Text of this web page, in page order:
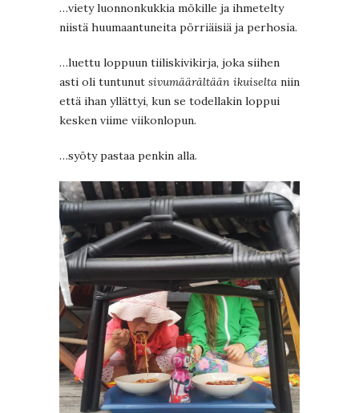
…viety luonnonkukkia mökille ja ihmetelty
niistä huumaantuneita pörriäisiä ja perhosia.
…luettu loppuun tiiliskivikirja, joka siihen
asti oli tuntunut sivumäärältään ikuiselta niin
että ihan yllättyi, kun se todellakin loppui
kesken viime viikonlopun.
…syöty pastaa penkin alla.